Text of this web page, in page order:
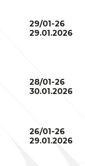
29/01-26
29.01.2026
28/01-26
30.01.2026
26/01-26
29.01.2026